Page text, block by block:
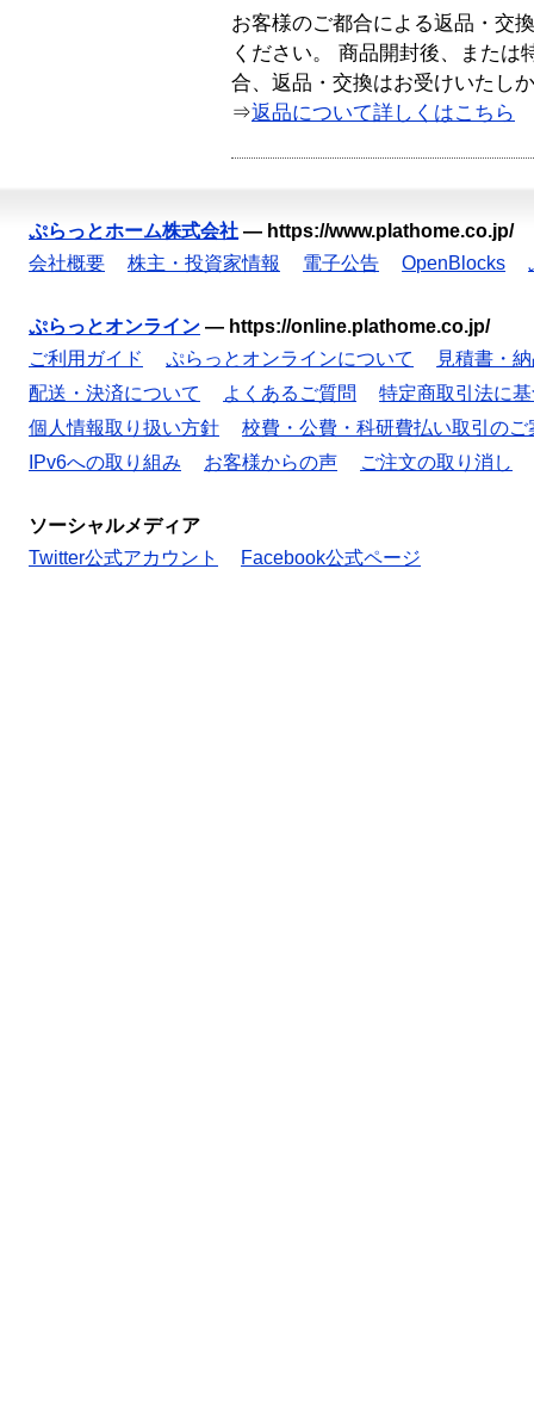
お客様のご都合による返品・交
ください。 商品開封後、または
合、返品・交換はお受けいたし
⇒返品について詳しくはこちら
ぷらっとホーム株式会社 — https://www.plathome.co.jp/
会社概要
株主・投資家情報 電子公告 OpenBlocks
ぷらっとオンライン — https://online.plathome.co.jp/
ご利用ガイド
ぷらっとオンラインについて
見積書・
配送・決済について
よくあるご質問
特定商取引法に
個人情報取り扱い方針
校費・公費・科研費払い取引のご
IPv6への取り組み
お客様からの声 ご注文の取り消し
ソーシャルメディア
Twitter公式アカウント
Facebook公式ページ